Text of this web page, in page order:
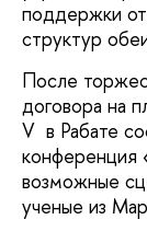
поддержки от
структур
После
договора на
V в Рабате
конференция
возможные
ученые из